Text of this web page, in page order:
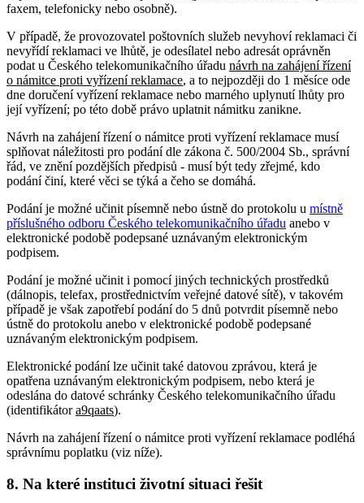
faxem, telefonicky nebo osobně).
V případě, že provozovatel poštovních služeb nevyhoví reklamaci či
nevyřídí reklamaci ve lhůtě, je odesílatel nebo adresát oprávněn
podat u Českého telekomunikačního úřadu návrh na zahájení řízení
o námitce proti vyřízení reklamace, a to nejpozději do 1 měsíce ode
dne doručení vyřízení reklamace nebo marného uplynutí lhůty pro
její vyřízení; po této době právo uplatnit námitku zanikne.
Návrh na zahájení řízení o námitce proti vyřízení reklamace musí
splňovat náležitosti pro podání dle zákona č. 500/2004 Sb., správní
řád, ve znění pozdějších předpisů - musí být tedy zřejmé, kdo
podání činí, které věci se týká a čeho se domáhá.
Podání je možné učinit písemně nebo ústně do protokolu u místně
příslušného odboru Českého telekomunikačního úřadu anebo v
elektronické podobě podepsané uznávaným elektronickým
podpisem.
Podání je možné učinit i pomocí jiných technických prostředků
(dálnopis, telefax, prostřednictvím veřejné datové sítě), v takovém
případě je však zapotřebí podání do 5 dnů potvrdit písemně nebo
ústně do protokolu anebo v elektronické podobě podepsané
uznávaným elektronickým podpisem.
Elektronické podání lze učinit také datovou zprávou, která je
opatřena uznávaným elektronickým podpisem, nebo která je
odeslána do datové schránky Českého telekomunikačního úřadu
(identifikátora9qaats).
Návrh na zahájení řízení o námitce proti vyřízení reklamace podléhá
správnímu poplatku (viz níže).
8. Na které instituci životní situaci řešit